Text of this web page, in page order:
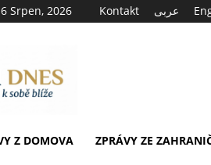
Srpen, 2026 Kontakt عربى
Z DOMOVA ZPRÁVY ZE